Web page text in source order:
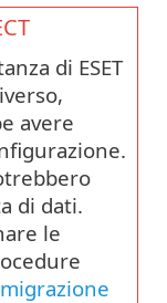
di ESET
avere
di dati.
le
migrazione